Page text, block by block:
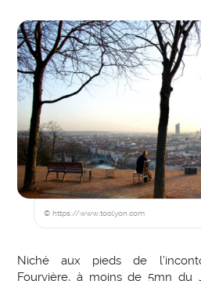
© https://www.toolyon.com
Niché aux pieds de
Fourvière, à moins de 5mn du